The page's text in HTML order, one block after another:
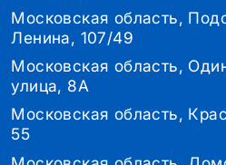
Московская область,
Ленина, 107/49
Московская область,
улица, 8А
Московская область,
55